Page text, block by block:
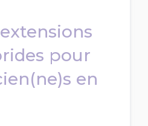
pour
en